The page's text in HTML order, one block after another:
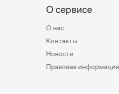
О сервисе
О нас
Контакты
Новости
Правовая информация